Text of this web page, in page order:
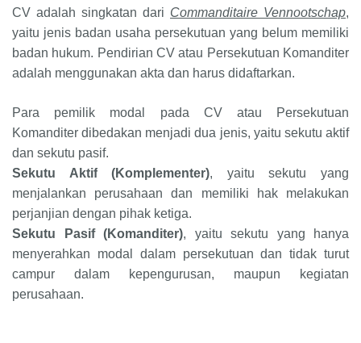
CV adalah singkatan dari Commanditaire Vennootschap,
yaitu jenis badan usaha persekutuan yang belum memiliki
badan hukum. Pendirian CV atau Persekutuan Komanditer
adalah menggunakan akta dan harus didaftarkan.
Para pemilik modal pada CV atau Persekutuan
Komanditer dibedakan menjadi dua jenis, yaitu sekutu aktif
dan sekutu pasif.
Sekutu Aktif
(Komplementer), yaitu sekutu yang
menjalankan perusahaan dan memiliki hak melakukan
perjanjian dengan pihak ketiga.
Sekutu Pasif (Komanditer), yaitu sekutu yang hanya
menyerahkan modal dalam persekutuan dan tidak turut
campur dalam kepengurusan, maupun kegiatan
perusahaan.